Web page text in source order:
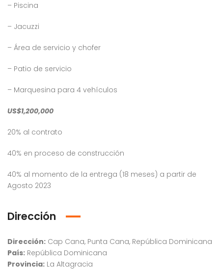
– Piscina
– Jacuzzi
– Área de servicio y chofer
– Patio de servicio
– Marquesina para 4 vehículos
US$1,200,000
20% al contrato
40% en proceso de construcción
40% al momento de la entrega (18 meses) a partir de
Agosto 2023
Dirección
Dirección: Cap Cana, Punta Cana, República Dominicana
País: República Dominicana
Provincia: La Altagracia
ningún